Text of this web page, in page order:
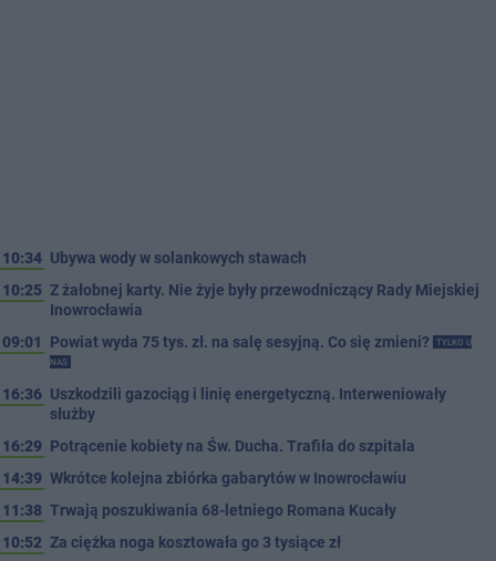
10:34 Ubywa wody w solankowych stawach
10:25 Z żałobnej karty. Nie żyje były przewodniczący Rady Miejskiej
Inowrocławia
09:01
Powiat wyda 75 tys. zł. na salę sesyjną. Co się zmieni?
TYLKO U
NAS
16:36 Uszkodzili gazociąg i linię energetyczną. Interweniowały
służby
16:29 Potrącenie kobiety na Św. Ducha. Trafiła do szpitala
14:39 Wkrótce kolejna zbiórka gabarytów w Inowrocławiu
11:38 Trwają poszukiwania 68-letniego Romana Kucały
10:52 Za ciężka noga kosztowała go 3 tysiące zł